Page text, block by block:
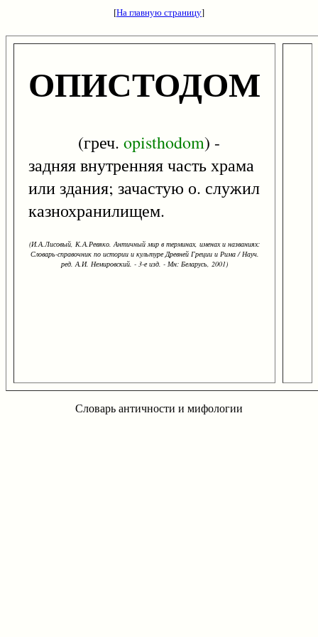
[На главную страницу]
ОПИСТОДОМ
(греч. opisthodom) -
задняя внутренняя часть храма
или здания; зачастую о. служил
казнохранилищем.
(И.А.Лисовый, К.А.Ревяко. Античный мир в терминах, именах и названиях:
Словарь-справочник по истории и культуре Древней Греции и Рима / Науч.
ред. А.И. Немировский. - 3-е изд. - Мн: Беларусь, 2001)
Словарь античности и мифологии